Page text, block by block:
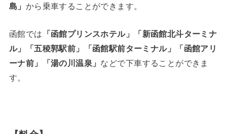
島」 から乗車することができます。
函館では 「函館プリンスホテル」「新函館北斗ターミナ
ル」「五稜郭駅前」「函館駅前ターミナル」「函館アリ
ーナ前」「湯の川温泉」 などで下車することができま
す。